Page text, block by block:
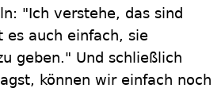
"Ich verstehe, das sind
es auch einfach, sie
geben." Und schließlich
können wir einfach noch